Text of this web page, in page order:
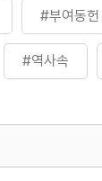
#부여동헌
#역사속